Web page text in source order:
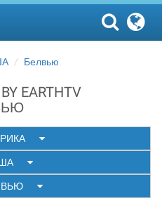
Белвью
EARTHTV